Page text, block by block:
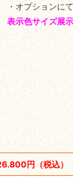
・オプションに
表示色サイズ展
円（税込）